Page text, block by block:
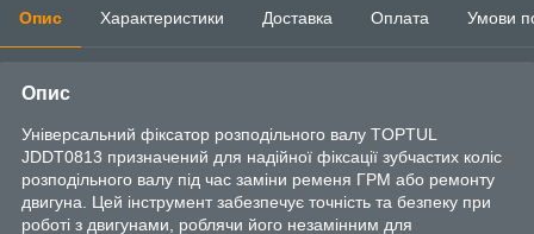
Опис Характеристики Доставка Оплата Умови
Опис
Універсальний фіксатор розподільного валу TOPTUL
JDDT0813 призначений для надійної фіксації зубчастих коліс
розподільного валу під час заміни ременя ГРМ або ремонту
двигуна. Цей інструмент забезпечує точність та безпеку при
роботі з двигунами, роблячи його незамінним для